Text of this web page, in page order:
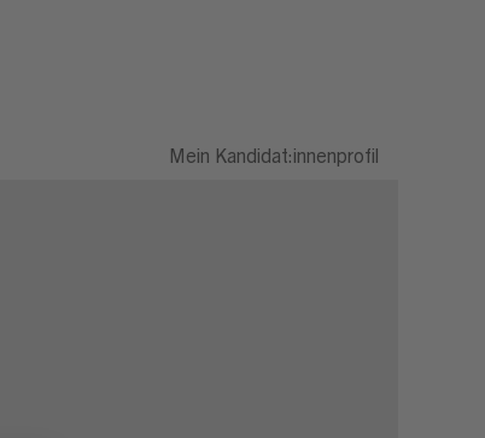
Mein Kandidat:innenprofil